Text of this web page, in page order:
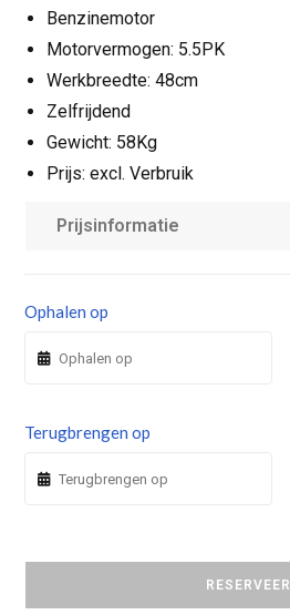
Benzinemotor
Motorvermogen: 5.5PK
Werkbreedte: 48cm
Zelfrijdend
Gewicht: 58Kg
Prijs: excl. Verbruik
Prijsinformatie
Ophalen op
Terugbrengen op
RESERVEER